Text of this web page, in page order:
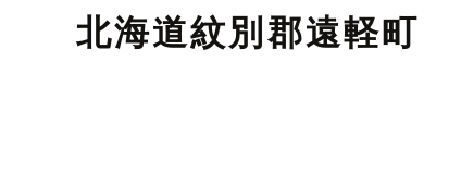
北海道紋別郡遠軽町